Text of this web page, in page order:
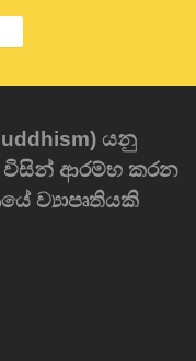
යනු
විසින් ආරම්භ කරන
ව්‍යාපෘතියකි